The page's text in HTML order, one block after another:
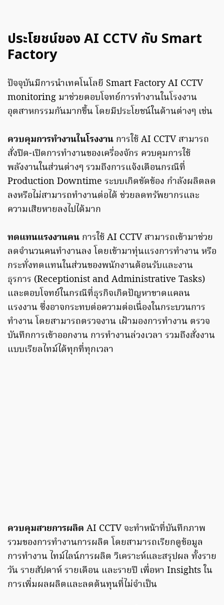
ประโยชน์ของ AI CCTV กับ Smart
Factory
ปัจจุบันมีการนำเทคโนโลยี Smart Factory AI CCTV
monitoring มาช่วยตอบโจทย์การทำงานในโรงงาน
อุตสาหกรรมกันมากขึ้น โดยมีประโยชน์ในด้านต่างๆ เช่น
ควบคุมการทำงานในโรงงาน การใช้ AI CCTV สามารถ
สั่งปิด-เปิดการทำงานของเครื่องจักร ควบคุมการใช้
พลังงานในส่วนต่างๆ รวมถึงการแจ้งเตือนกรณีที่
Production Downtime ระบบเกิดขัดข้อง กำลังผลิตลด
ลงหรือไม่สามารถทำงานต่อได้ ช่วยลดทรัพยากรและ
ความเสียหายลงไปได้มาก
ทดแทนแรงงานคน การใช้ AI CCTV สามารถเข้ามาช่วย
ลดจำนวนคนทำงานลง โดยเข้ามาทุ่นแรงการทำงาน หรือ
กระทั่งทดแทนในส่วนของพนักงานต้อนรับและงาน
ธุรการ (Receptionist and Administrative Tasks)
และตอบโจทย์ในกรณีที่ธุรกิจเกิดปัญหาขาดแคลน
แรงงาน ซึ่งอาจกระทบต่อความต่อเนื่องในกระบวนการ
ทำงาน โดยสามารถตรวจงาน เฝ้ามองการทำงาน ตรวจ
บันทึกการเข้าออกงาน การทำงานล่วงเวลา รวมถึงสั่งงาน
แบบเรียลไทม์ได้ทุกที่ทุกเวลา
ควบคุมสายการผลิต AI CCTV จะทำหน้าที่บันทึกภาพ
รวมของการทำงานการผลิต โดยสามารถเรียกดูข้อมูล
การทำงาน ไทม์ไลน์การผลิต วิเคราะห์และสรุปผล ทั้งราย
วัน รายสัปดาห์ รายเดือน และรายปี เพื่อหา Insights ใน
การเพิ่มผลผลิตและลดต้นทุนที่ไม่จำเป็น